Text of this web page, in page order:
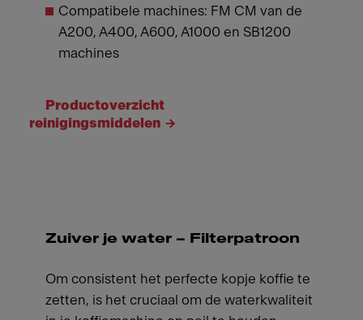
Compatibele machines: FM CM van de
A200, A400, A600, A1000 en SB1200
machines
Productoverzicht
reinigingsmiddelen
Zuiver je water – Filterpatroon
Om consistent het perfecte kopje koffie te
zetten, is het cruciaal om de waterkwaliteit